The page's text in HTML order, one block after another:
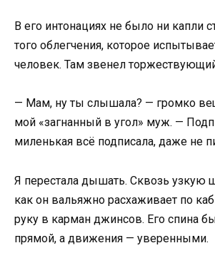
В его интонациях не было ни капли
того облегчения, которое
человек. Там звенел
— Мам, ну ты слышала? — громко
мой «загнанный в угол» муж. —
миленькая всё подписала, даже не
Я перестала дышать. Сквозь узкую
как он вальяжно расхаживает по
руку в карман джинсов. Его спина
прямой, а движения — уверенными.